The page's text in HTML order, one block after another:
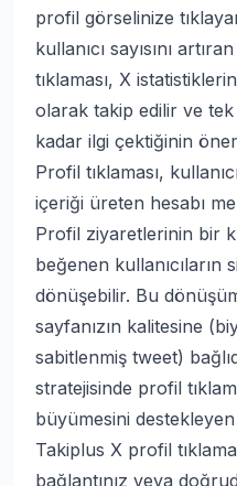
profil görselinize
kullanıcı sayısını
tıklaması, X
olarak takip edilir ve tek
kadar ilgi çektiğinin
Profil tıklaması,
içeriği üreten hesabı
Profil ziyaretlerinin bir
beğenen kullanıcıların
dönüşebilir. Bu
sayfanızın kalitesine
sabitlenmiş tweet)
stratejisinde profil
büyümesini destekleyen
Takiplus X profil
bağlantınız veya